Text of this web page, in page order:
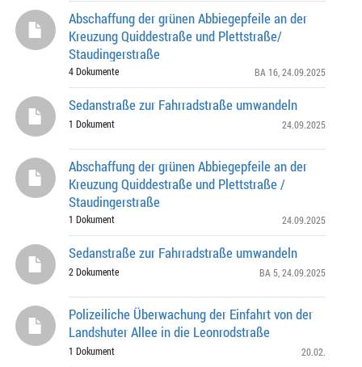
Abschaffung der grünen Abbiegepfeile an der
Kreuzung Quiddestraße und Plettstraße/
Staudingerstraße
4 Dokumente BA 16 , 24.09.2025
Sedanstraße zur Fahrradstraße umwandeln
1 Dokument 24.09.2025
Abschaffung der grünen Abbiegepfeile an der
Kreuzung Quiddestraße und Plettstraße /
Staudingerstraße
1 Dokument 24.09.2025
Sedanstraße zur Fahrradstraße umwandeln
2 Dokumente BA 5 , 24.09.2025
Polizeiliche Überwachung der Einfahrt von der
Landshuter Allee in die Leonrodstraße
1 Dokument 20.02.